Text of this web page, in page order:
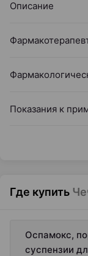
Описание
Показания к
Где купить
Оспамокс,
суспензии